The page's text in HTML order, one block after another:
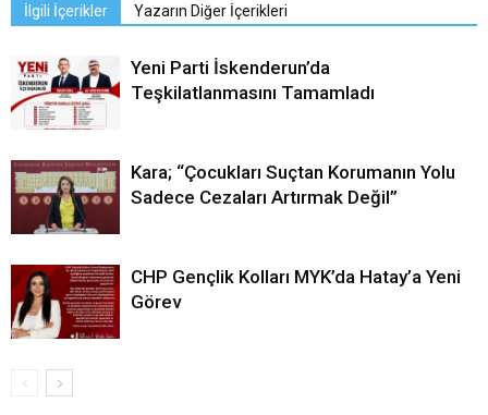
İlgili İçerikler Yazarın Diğer İçerikleri
Yeni Parti İskenderun’da
Teşkilatlanmasını Tamamladı
Kara; “Çocukları Suçtan Korumanın Yolu
Sadece Cezaları Artırmak Değil”
CHP Gençlik Kolları MYK’da Hatay’a Yeni
Görev